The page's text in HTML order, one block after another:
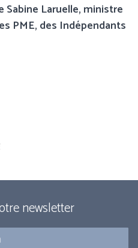
Sabine Laruelle, ministre
PME, des Indépendants
newsletter